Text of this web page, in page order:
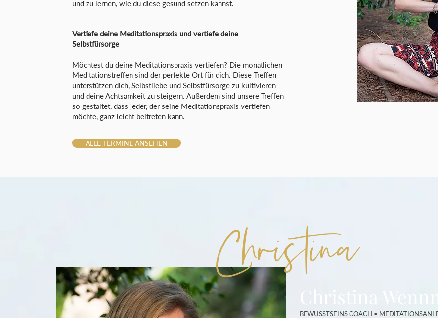
und zu lernen, wie du diese gesund setzen kannst.
Vertiefe deine Meditationspraxis und vertiefe deine
Selbstfürsorge
Möchtest du deine Meditationspraxis vertiefen? Die monatlichen
Meditationstreffen sind der perfekte Ort für dich. Diese Treffen
unterstützen dich, Selbstliebe und Selbstfürsorge zu kultivieren
und deine Achtsamkeit zu steigern. Außerdem sind unsere Treffen
so gestaltet, dass jeder, der seine Meditationspraxis vertiefen
möchte, ganz leicht beitreten kann.
ALLE TERMINE ANSEHEN
Christina
Christina
BEWUSSTSEINS COACH •